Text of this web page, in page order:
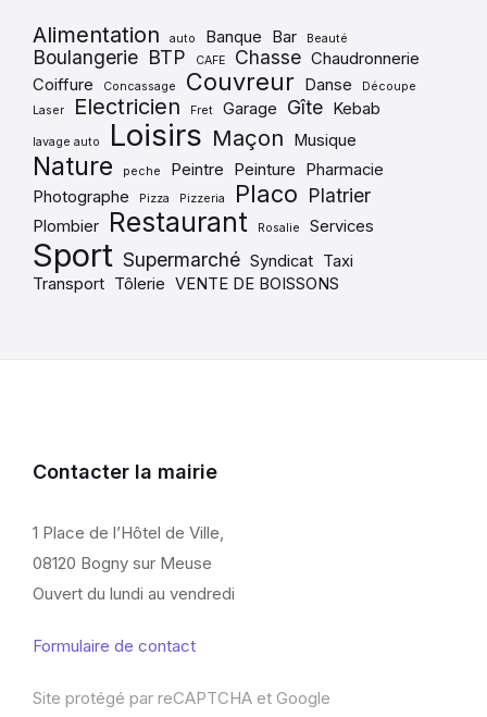
Alimentation auto Banque Bar Beauté
Boulangerie BTP CAFE Chasse Chaudronnerie
Coiffure
Concassage Couvreur Danse
Découpe
Laser
Electricien Fret Garage Gîte Kebab
lavage auto Loisirs Maçon Musique
Nature peche Peintre Peinture
Pharmacie
Photographe
Pizza Pizzeria Placo Platrier
Plombier Restaurant Rosalie Services
Sport Supermarché Syndicat Taxi
Transport Tôlerie VENTE DE BOISSONS
Contacter la mairie
1 Place de l’Hôtel de Ville,
08120 Bogny sur Meuse
Ouvert du lundi au vendredi
Formulaire de contact
Site protégé par reCAPTCHA et Google